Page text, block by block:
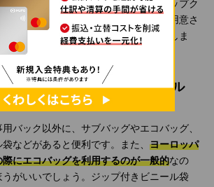
ロー、スリッパ、着圧ソックス、リップク
があると便利です。特に、スリッパは用意さ
いので、持っていくことをおすすめしま
コバッグ、ジップ付きビニール
バック以外に、サブバッグやエコバッグ、
などがあると便利です。また、 ヨーロッパ
にエコバッグを利用するのが一般的なの
がいいでしょう。ジップ付きビニール袋